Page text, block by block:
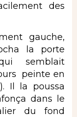
des
gauche,
la porte
semblait
peinte en
Il la poussa
dans le
du fond